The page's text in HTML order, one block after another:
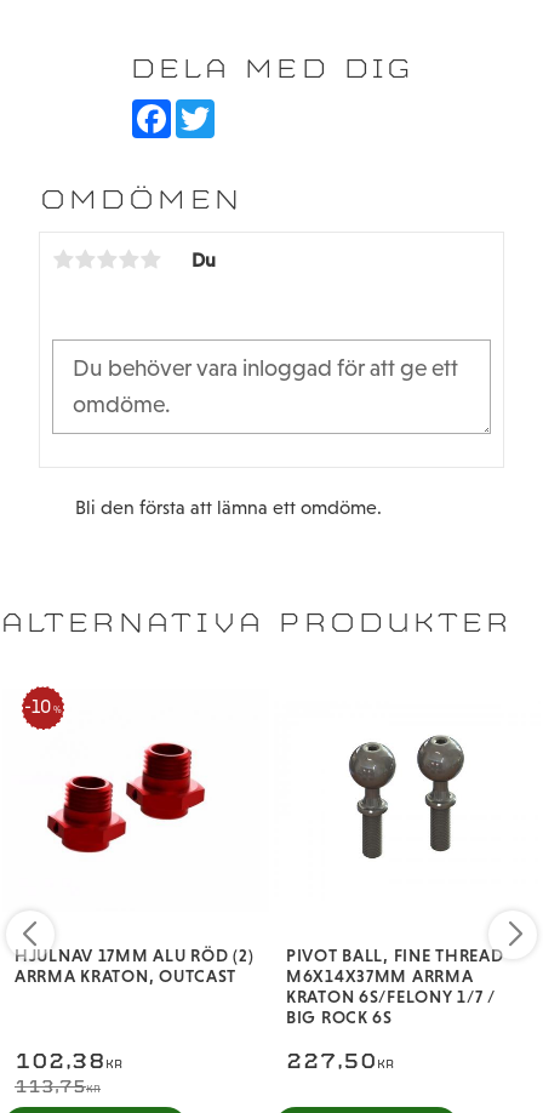
DELA MED DIG
F
b
o
T
t
e
OMDÖMEN
Du
Bli den första att lämna ett omdöme.
ALTERNATIVA PRODUKTER
HJULNAV 17MM ALU RÖD (2)
ARRMA KRATON, OUTCAST
102,38 KR
113,75KR
10 %
PIVOT BALL, FINE THREAD
M6X14X37MM ARRMA
KRATON 6S/FELONY 1/7 /
BIG ROCK 6S
227,50 KR